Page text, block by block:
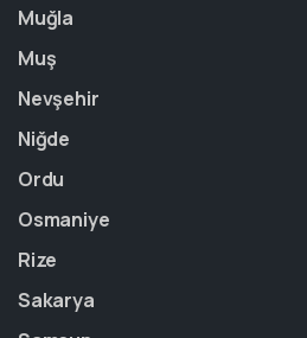
Muğla
Muş
Nevşehir
Niğde
Ordu
Osmaniye
Rize
Sakarya